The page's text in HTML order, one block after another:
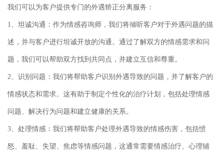
我们可以为客户提供专门的外遇矫正分离服务：
1、坦诚沟通：作为情感咨询师，我们将倾听客户对于外遇问题的描
述，并与客户进行坦诚开放的沟通。通过了解双方的情感需求和问
题，我们可以帮助双方找到共同点，并建立互信和尊重。
2、识别问题：我们将帮助客户识别外遇导致的问题，并了解客户的
情感状态和需求。这有助于制定个性化的治疗计划，包括处理情感
问题、解决行为问题和建立健康的关系。
3、处理情感：我们将帮助客户处理外遇导致的情感伤害，包括愤
怒、羞耻、失望、焦虑等情感问题，这通常需要情感治疗、心理辅